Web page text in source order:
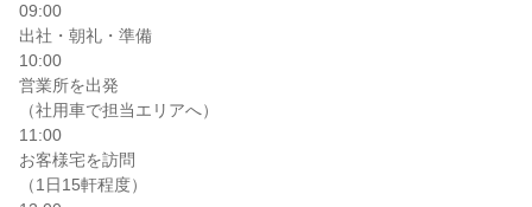
09:00
出社・朝礼・準備
10:00
営業所を出発
（社用車で担当エリアへ）
11:00
お客様宅を訪問
（1日15軒程度）